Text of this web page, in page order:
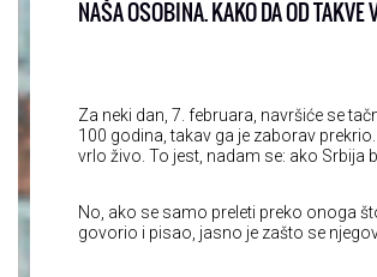
NAŠA OSOBINA. KAKO DA OD
Za neki dan, 7. februara, navršiće se
100 godina, takav ga je zaborav
vrlo živo. To jest, nadam se: ako Srbija
No, ako se samo preleti preko onoga
govorio i pisao, jasno je zašto se